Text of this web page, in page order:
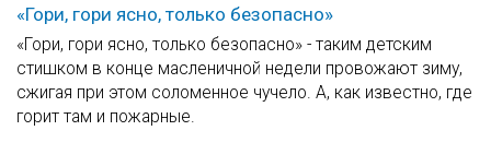
«Гори, гори ясно, только безопасно»
«Гори, гори ясно, только безопасно» - таким детским
стишком в конце масленичной недели провожают зиму,
сжигая при этом соломенное чучело. А, как известно, где
горит там и пожарные.